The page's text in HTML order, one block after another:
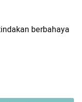
berbahaya